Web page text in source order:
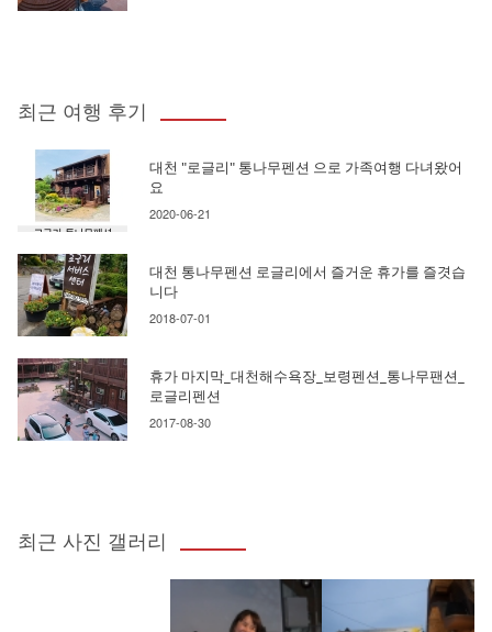
최근 여행 후기
대천 "로글리" 통나무펜션 으로 가족여행 다녀왔어
요
2020-06-21
대천 통나무펜션 로글리에서 즐거운 휴가를 즐겻습
니다
2018-07-01
휴가 마지막_대천해수욕장_보령펜션_통나무팬션_
로글리펜션
2017-08-30
최근 사진 갤러리